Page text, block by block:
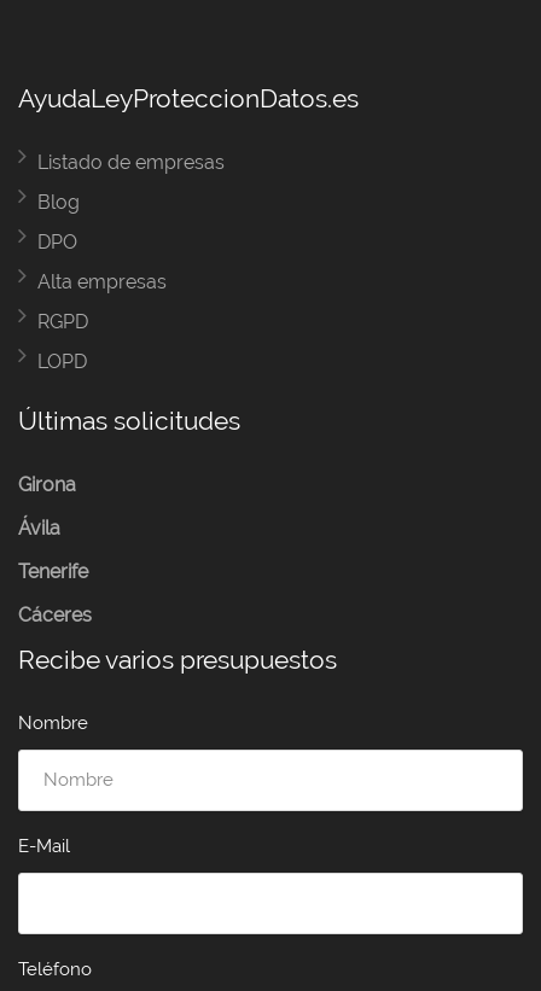
AyudaLeyProteccionDatos.es
Listado de empresas
Blog
DPO
Alta empresas
RGPD
LOPD
Últimas solicitudes
Girona
Ávila
Tenerife
Cáceres
Recibe varios presupuestos
Nombre
E-Mail
Teléfono